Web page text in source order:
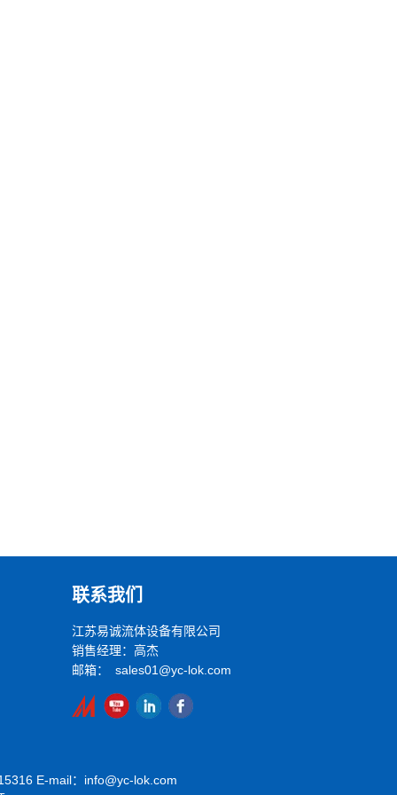
联系我们
江苏易诚流体设备有限公司
销售经理：高杰
邮箱： sales01@yc-lok.com
E-mail：info@yc-lok.com